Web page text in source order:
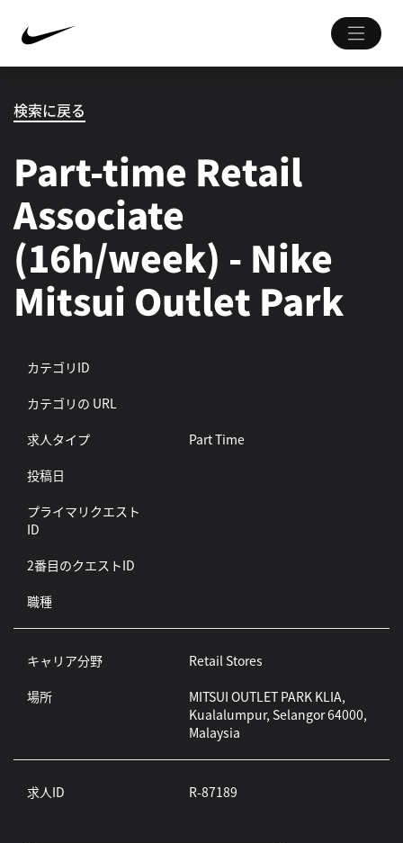
検索に戻る
Part-time Retail
Associate
(16h/week) - Nike
Mitsui Outlet Park
カテゴリID
カテゴリの URL
求人タイプ
Part Time
投稿日
プライマリクエスト
ID
2番目のクエストID
職種
キャリア分野
Retail Stores
場所
MITSUI OUTLET PARK KLIA,
Kualalumpur, Selangor 64000,
Malaysia
求人ID R-87189